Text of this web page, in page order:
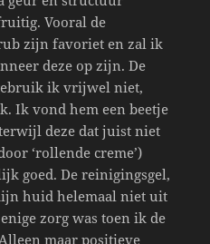
Vooral de
zijn favoriet en zal ik
deze op zijn. De
ik vrijwel niet,
Ik vond hem een beetje
deze dat juist niet
‘rollende creme’)
goed. De reinigingsgel,
huid helemaal niet uit
zorg was toen ik de
maar positieve